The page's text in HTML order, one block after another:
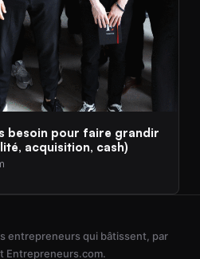
besoin pour faire grandir
acquisition, cash)
entrepreneurs qui bâtissent, par
Entrepreneurs.com.